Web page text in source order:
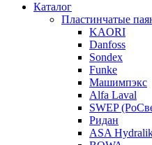
Каталог
Пластинчатые
KAORI
Danfoss
Sondex
Funke
Машимпэкс
Alfa Laval
SWEP
Ридан
ASA